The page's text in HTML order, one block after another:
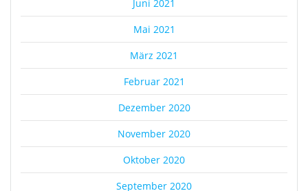
Juni 2021
Mai 2021
März 2021
Februar 2021
Dezember 2020
November 2020
Oktober 2020
September 2020